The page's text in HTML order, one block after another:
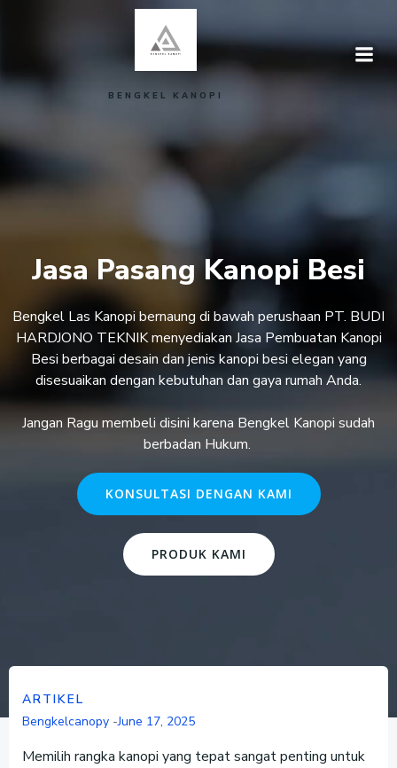
to
BENGKEL KANOPI
Jasa Pasang Kanopi Besi
Bengkel Las Kanopi bernaung di bawah perushaan PT. BUDI
HARDJONO TEKNIK menyediakan Jasa Pembuatan Kanopi
Besi berbagai desain dan jenis kanopi besi elegan yang
disesuaikan dengan kebutuhan dan gaya rumah Anda.
Jangan Ragu membeli disini karena Bengkel Kanopi sudah
berbadan Hukum.
KONSULTASI DENGAN KAMI
PRODUK KAMI
ARTIKEL
Bengkelcanopy -June 17, 2025
Memilih rangka kanopi yang tepat sangat penting untuk